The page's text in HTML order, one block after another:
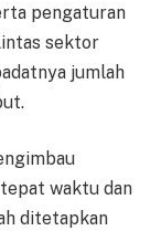
pengaturan
sektor
jumlah
waktu dan
ditetapkan